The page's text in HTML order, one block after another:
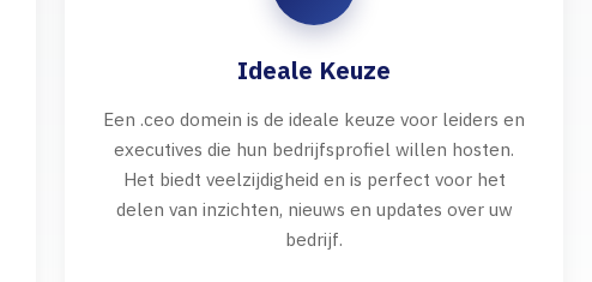
Ideale Keuze
Een .ceo domein is de ideale keuze voor leiders en
executives die hun bedrijfsprofiel willen hosten.
Het biedt veelzijdigheid en is perfect voor het
delen van inzichten, nieuws en updates over uw
bedrijf.